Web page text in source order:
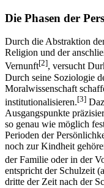
Die Phasen der
Durch die Abstraktion
Religion und der
Vernunft[2], versucht
Durch seine Soziologie
Moralwissenschaft
institutionalisieren.[3]
Ausgangspunkte
so genau wie möglich
Perioden der
noch zur Kindheit
der Familie oder in der
entspricht der Schulzeit
dritte der Zeit nach der